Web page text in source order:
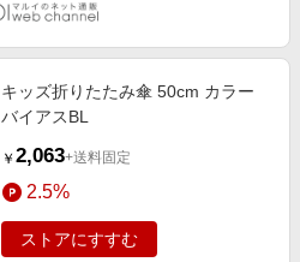
キッズ折りたたみ傘 50cm カラー
バイアスBL
￥ 2,063+送料固定
2.5%
ストアにすすむ